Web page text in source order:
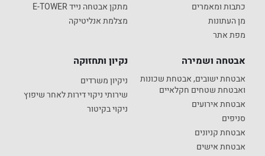
כתבות ומאמרים
מן העתונות
מפת אתר
מתקן אבטחה נייד E-TOWER
מצלמת אנליטיקה
אבטחה ושמירה
אבטחת ישובים, אבטחת שכונות
ואבטחת שטחים חקלאיים
אבטחת אירועים
סניפים
אבטחת קניונים
אבטחת אישים
נקיון ותחזוקה
ניקיון משרדים
שירותי ניקוי דירות לאחר שיפוץ
ניקוי בקיטור